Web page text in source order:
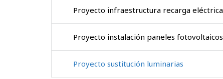
Proyecto infraestructura recarga eléctrica
Proyecto instalación paneles fotovoltaicos
Proyecto sustitución luminarias